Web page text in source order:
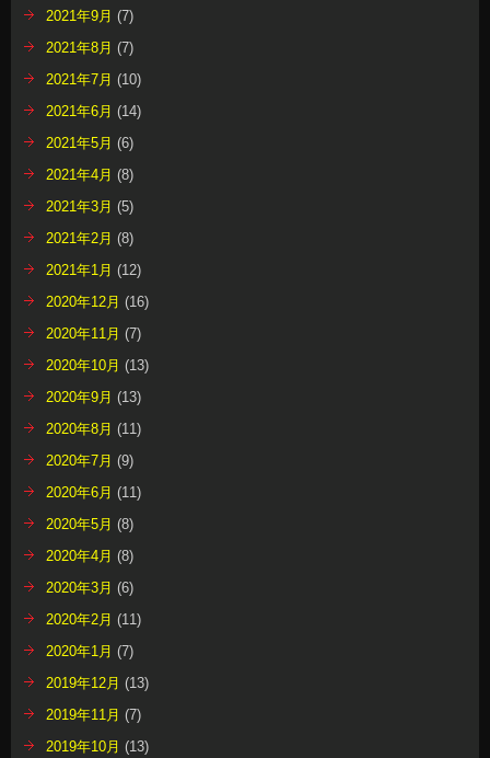
2021年9月 (7)
2021年8月 (7)
2021年7月 (10)
2021年6月 (14)
2021年5月 (6)
2021年4月 (8)
2021年3月 (5)
2021年2月 (8)
2021年1月 (12)
2020年12月 (16)
2020年11月 (7)
2020年10月 (13)
2020年9月 (13)
2020年8月 (11)
2020年7月 (9)
2020年6月 (11)
2020年5月 (8)
2020年4月 (8)
2020年3月 (6)
2020年2月 (11)
2020年1月 (7)
2019年12月 (13)
2019年11月 (7)
2019年10月 (13)